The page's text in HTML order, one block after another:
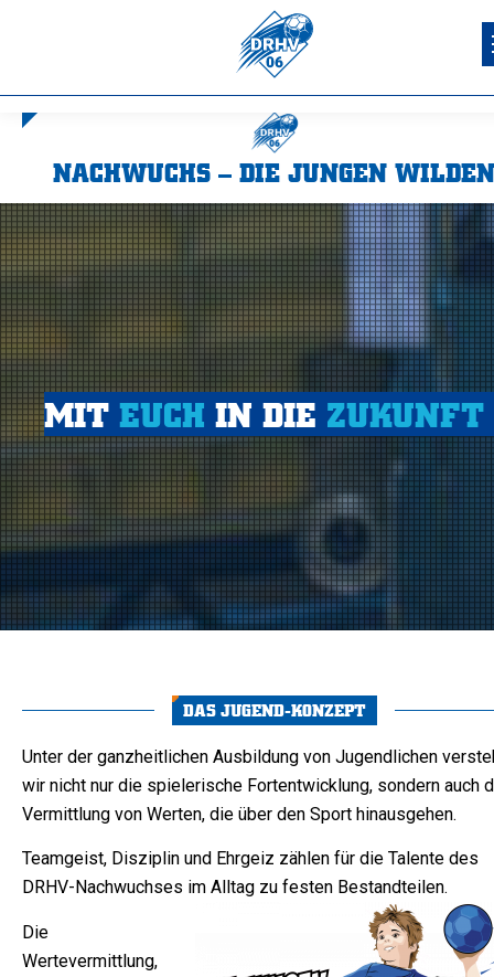
NACHWUCHS – DIE JUNGEN WILDEN
Sie befinden sich hier:
MIT EUCH IN DIE ZUKUNFT
DAS JUGEND-KONZEPT
Unter der ganzheitlichen Ausbildung von Jugendlichen
wir nicht nur die spielerische Fortentwicklung, sondern auch
Vermittlung von Werten, die über den Sport hinausgehen.
Teamgeist, Disziplin und Ehrgeiz zählen für die Talente des
DRHV-Nachwuchses im Alltag zu festen Bestandteilen.
Die
Wertevermittlung,